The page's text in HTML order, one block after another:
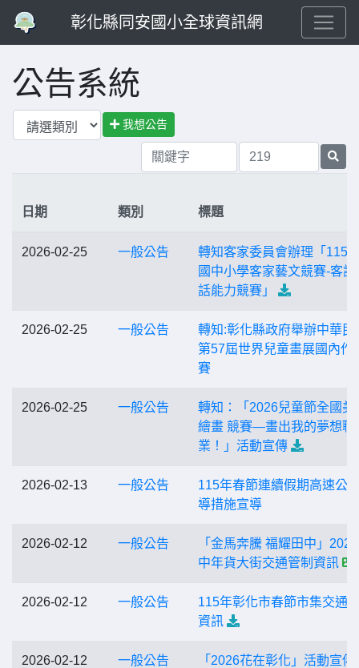
彰化縣同安國小全球資訊網
公告系統
我想公告
日期 類別 標題
2026-02-25 一般公告
轉知客家委員會辦理「115
國中小學客家藝文競賽-客語
話能力競賽」
2026-02-25 一般公告
轉知:彰化縣政府舉辦中華民
第57屆世界兒童畫展國內作
賽
2026-02-25 一般公告
轉知：「2026兒童節全國美
繪畫 競賽—畫出我的夢想職
業！」活動宣傳
2026-02-13 一般公告
115年春節連續假期高速公
導措施宣導
2026-02-12 一般公告
「金馬奔騰 福耀田中」
中年貨大街交通管制資訊
2026-02-12 一般公告
115年彰化市春節市集交通
資訊
2026-02-12 一般公告
「2026花在彰化」活動宣傳